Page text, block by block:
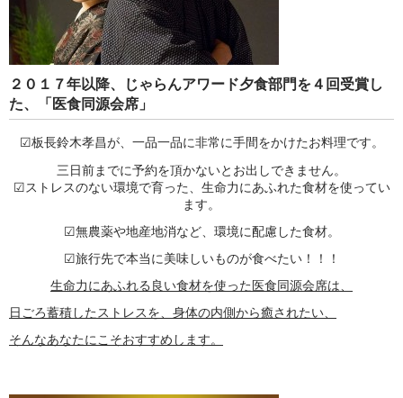
２０１７年以降、じゃらんアワード夕食部門を４回受賞し
た、「医食同源会席」
☑板長鈴木孝昌が、一品一品に非常に手間をかけたお料理です。
三日前までに予約を頂かないとお出しできません。
☑ストレスのない環境で育った、生命力にあふれた食材を使ってい
ます。
☑無農薬や地産地消など、環境に配慮した食材。
☑旅行先で本当に美味しいものが食べたい！！！
生命力にあふれる良い食材を使った医食同源会席は、
日ごろ蓄積したストレスを、身体の内側から癒されたい、
そんなあなたにこそおすすめします。